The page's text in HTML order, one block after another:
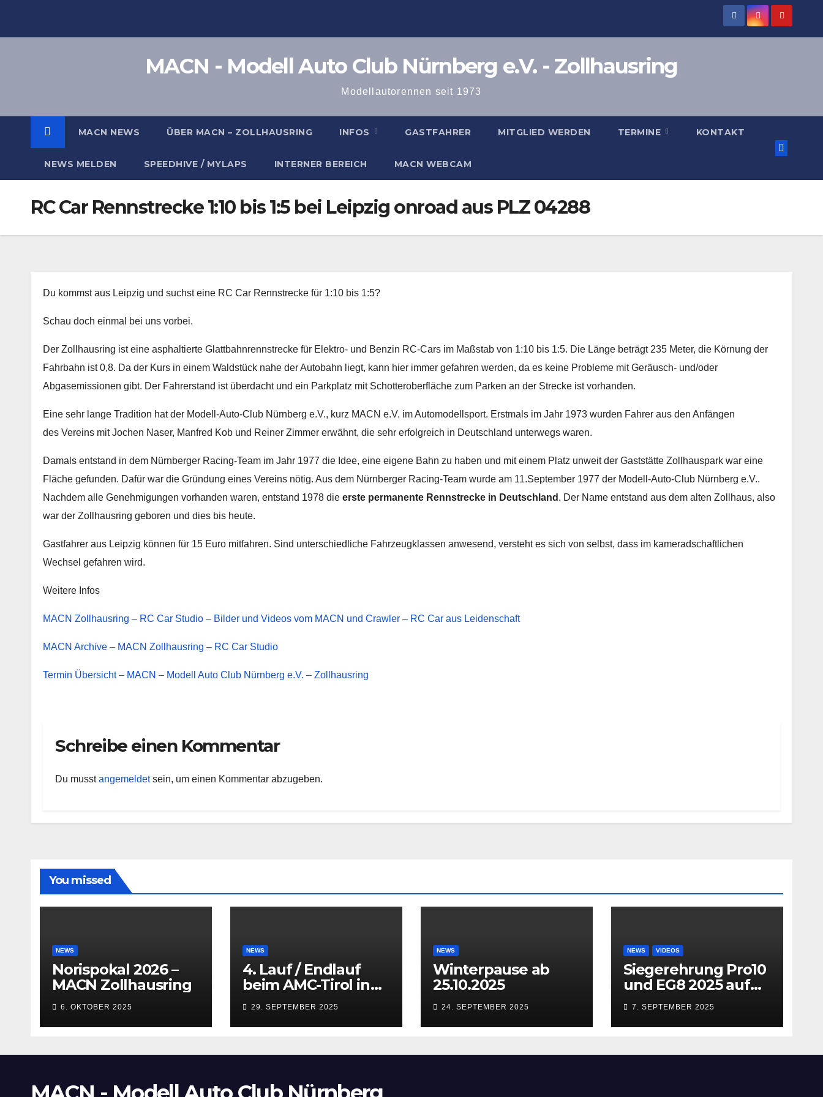
MACN - Modell Auto Club Nürnberg e.V. - Zollhausring
Modellautorennen seit 1973
MACN NEWS ÜBER MACN – ZOLLHAUSRING INFOS GASTFAHRER MITGLIED WERDEN TERMINE KONTAKT
NEWS MELDEN SPEEDHIVE / MYLAPS INTERNER BEREICH MACN WEBCAM
RC Car Rennstrecke 1:10 bis 1:5 bei Leipzig onroad aus PLZ 04288
Du kommst aus Leipzig und suchst eine RC Car Rennstrecke für 1:10 bis 1:5?
Schau doch einmal bei uns vorbei.
Der Zollhausring ist eine asphaltierte Glattbahnrennstrecke für Elektro- und Benzin RC-Cars im Maßstab von 1:10 bis 1:5. Die Länge beträgt 235 Meter, die Körnung der
Fahrbahn ist 0,8. Da der Kurs in einem Waldstück nahe der Autobahn liegt, kann hier immer gefahren werden, da es keine Probleme mit Geräusch- und/oder
Abgasemissionen gibt. Der Fahrerstand ist überdacht und ein Parkplatz mit Schotteroberfläche zum Parken an der Strecke ist vorhanden.
Eine sehr lange Tradition hat der Modell-Auto-Club Nürnberg e.V., kurz MACN e.V. im Automodellsport. Erstmals im Jahr 1973 wurden Fahrer aus den Anfängen
des Vereins mit Jochen Naser, Manfred Kob und Reiner Zimmer erwähnt, die sehr erfolgreich in Deutschland unterwegs waren.
Damals entstand in dem Nürnberger Racing-Team im Jahr 1977 die Idee, eine eigene Bahn zu haben und mit einem Platz unweit der Gaststätte Zollhauspark war eine
Fläche gefunden. Dafür war die Gründung eines Vereins nötig. Aus dem Nürnberger Racing-Team wurde am 11.September 1977 der Modell-Auto-Club Nürnberg e.V..
Nachdem alle Genehmigungen vorhanden waren, entstand 1978 die erste permanente Rennstrecke in Deutschland . Der Name entstand aus dem alten Zollhaus, also
war der Zollhausring geboren und dies bis heute.
Gastfahrer aus Leipzig können für 15 Euro mitfahren. Sind unterschiedliche Fahrzeugklassen anwesend, versteht es sich von selbst, dass im kameradschaftlichen
Wechsel gefahren wird.
Weitere Infos
MACN Zollhausring – RC Car Studio – Bilder und Videos vom MACN und Crawler – RC Car aus Leidenschaft
MACN Archive – MACN Zollhausring – RC Car Studio
Termin Übersicht – MACN – Modell Auto Club Nürnberg e.V. – Zollhausring
Schreibe einen Kommentar
Du musstangemeldetsein, um einen Kommentar abzugeben.
You missed
NEWS
Norispokal 2026 –
MACN Zollhausring
6. OKTOBER 2025
NEWS
4. Lauf / Endlauf
beim AMC-Tirol in
Innsbruck
(Kematen) vom 27.
bis 28.09.2025
29. SEPTEMBER 2025
NEWS
Winterpause ab
25.10.2025
24. SEPTEMBER 2025
NEWS VIDEOS
Siegerehrung Pro10
und EG8 2025 auf
dem MACN
Zollhausring
7. SEPTEMBER 2025